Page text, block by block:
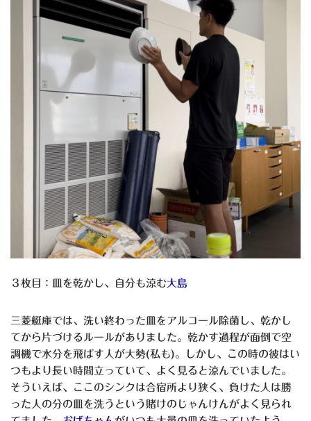
３枚目：皿を乾かし、自分も涼む大島
三菱艇庫では、洗い終わった皿をアルコール除菌し、乾かし
てから片づけるルールがありました。乾かす過程が面倒で空
調機で水分を飛ばす人が大勢(私も)。しかし、この時の彼はい
つもより長い時間立っていて、よく見ると涼んでいました。
そういえば、ここのシンクは合宿所より狭く、負けた人は勝
った人の分の皿を洗うという賭けのじゃんけんがよく見られ